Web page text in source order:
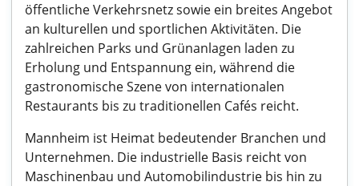
öffentliche Verkehrsnetz sowie ein breites Angebot
an kulturellen und sportlichen Aktivitäten. Die
zahlreichen Parks und Grünanlagen laden zu
Erholung und Entspannung ein, während die
gastronomische Szene von internationalen
Restaurants bis zu traditionellen Cafés reicht.
Mannheim ist Heimat bedeutender Branchen und
Unternehmen. Die industrielle Basis reicht von
Maschinenbau und Automobilindustrie bis hin zu